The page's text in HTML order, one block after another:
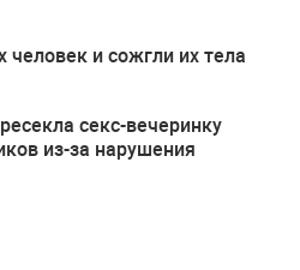
человек и сожгли их тела
секс-вечеринку
из-за нарушения